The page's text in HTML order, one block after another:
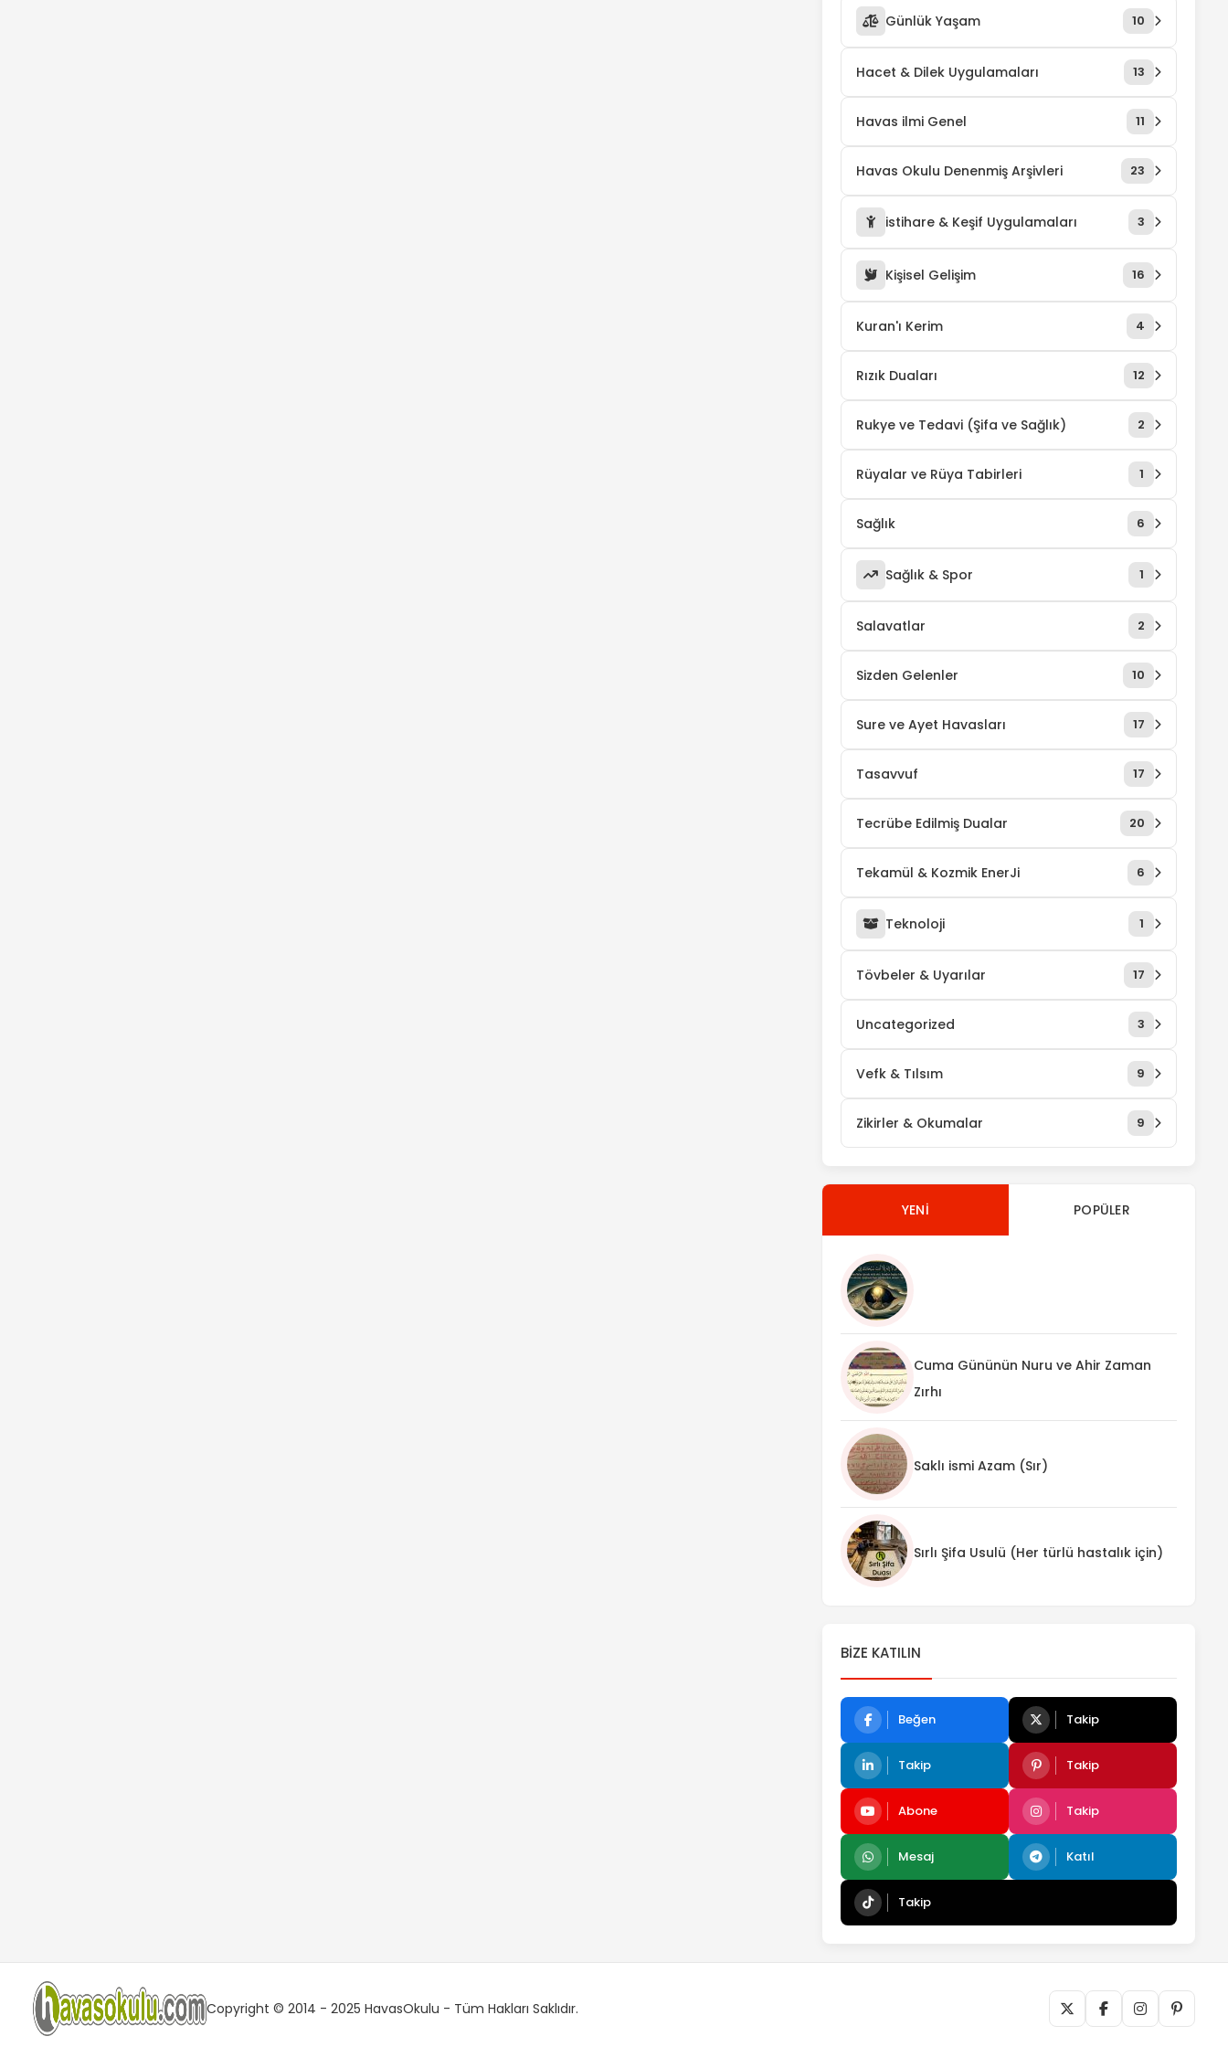
Günlük Yaşam 10
Hacet & Dilek Uygulamaları 13
Havas ilmi Genel 11
Havas Okulu Denenmiş Arşivleri 23
istihare & Keşif Uygulamaları 3
Kişisel Gelişim 16
Kuran'ı Kerim 4
Rızık Duaları 12
Rukye ve Tedavi (Şifa ve Sağlık) 2
Rüyalar ve Rüya Tabirleri 1
Sağlık 6
Sağlık & Spor 1
Salavatlar 2
Sizden Gelenler 10
Sure ve Ayet Havasları 17
Tasavvuf 17
Tecrübe Edilmiş Dualar 20
Tekamül & Kozmik EnerJi 6
Teknoloji 1
Tövbeler & Uyarılar 17
Uncategorized 3
Vefk & Tılsım 9
Zikirler & Okumalar 9
YENI POPÜLER
Cuma Gününün Nuru ve Ahir Zaman
Zırhı
Saklı ismi Azam (Sır)
Sırlı Şifa Usulü (Her türlü hastalık için)
BIZE KATILIN
Beğen Takip
Takip Takip
Abone Takip
Mesaj Katıl
Takip
Copyright © 2014 - 2025 HavasOkulu - Tüm Hakları Saklıdır.